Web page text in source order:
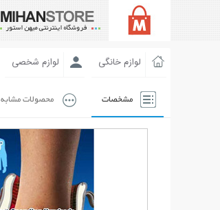
لوازم خانگی لوازم شخصی
مشخصات محصولات مشابه